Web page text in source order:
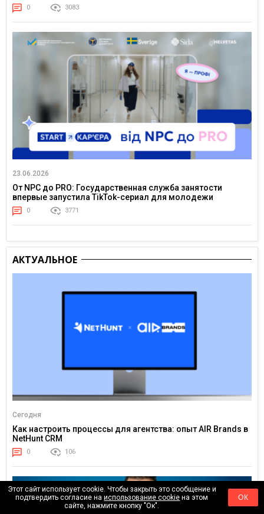
0 3083
23.06.2026
От NPC до PRO: Государственная служба занятости
впервые запустила TikTok-сериал для молодежи
0 3771
АКТУАЛЬНОЕ
Сегодня
Как настроить процессы для агентства: опыт AIR Brands в
NetHunt CRM
0 106
Этот сайт использует cookie. Чтобы закрыть это сообщение и
подтвердить согласие наиспользование cookie на этом
сайте, нажмите кнопку "Ок".
ОК